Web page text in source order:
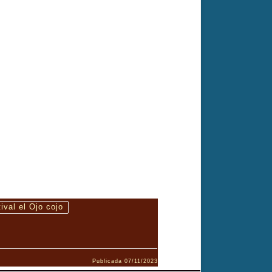
el Ojo cojo
Publicada 07/11/2023